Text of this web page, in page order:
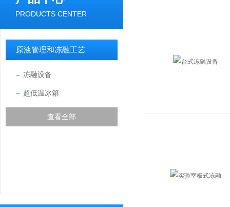
PRODUCTS CENTER
原液管理和冻融工艺
冻融设备
超低温冰箱
查看全部